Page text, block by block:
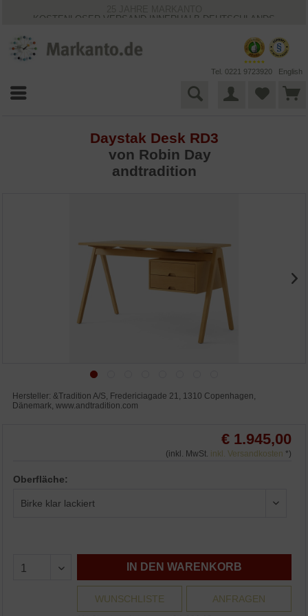
KOSTENLOSER VERSAND INNERHALB DEUTSCHLANDS
VIELFÄLTIGE ZAHLUNGSMÖGLICHKEITEN
BESTPRICE-GARANTIE
Tel. 0221 9723920 English
Daystak Desk RD3
von Robin Day
andtradition
Hersteller: &Tradition A/S, Fredericiagade 21, 1310 Copenhagen,
Dänemark, www.andtradition.com
€ 1.945,00
(inkl. MwSt. inkl. Versandkosten *)
Oberfläche:
IN DEN WARENKORB
WUNSCHLISTE ANFRAGEN